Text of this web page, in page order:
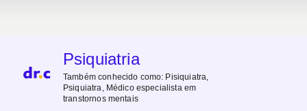
Psiquiatria
Também conhecido como: Pisiquiatra,
Psiquiatra, Médico especialista em
transtornos mentais